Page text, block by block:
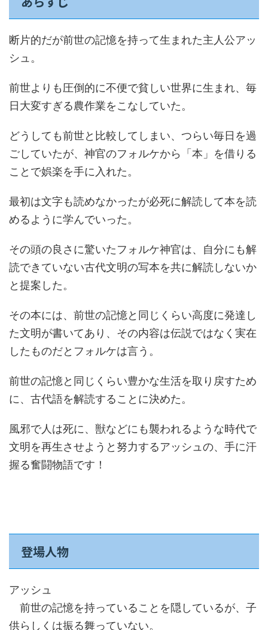
断片的だが前世の記憶を持って生まれた主人公アッ
シュ。
前世よりも圧倒的に不便で貧しい世界に生まれ、毎
日大変すぎる農作業をこなしていた。
どうしても前世と比較してしまい、つらい毎日を過
ごしていたが、神官のフォルケから「本」を借りる
ことで娯楽を手に入れた。
最初は文字も読めなかったが必死に解読して本を読
めるように学んでいった。
その頭の良さに驚いたフォルケ神官は、自分にも解
読できていない古代文明の写本を共に解読しないか
と提案した。
その本には、前世の記憶と同じくらい高度に発達し
た文明が書いてあり、その内容は伝説ではなく実在
したものだとフォルケは言う。
前世の記憶と同じくらい豊かな生活を取り戻すため
に、古代語を解読することに決めた。
風邪で人は死に、獣などにも襲われるような時代で
文明を再生させようと努力するアッシュの、手に汗
握る奮闘物語です！
登場人物
アッシュ
前世の記憶を持っていることを隠しているが、子
供らしくは振る舞っていない。